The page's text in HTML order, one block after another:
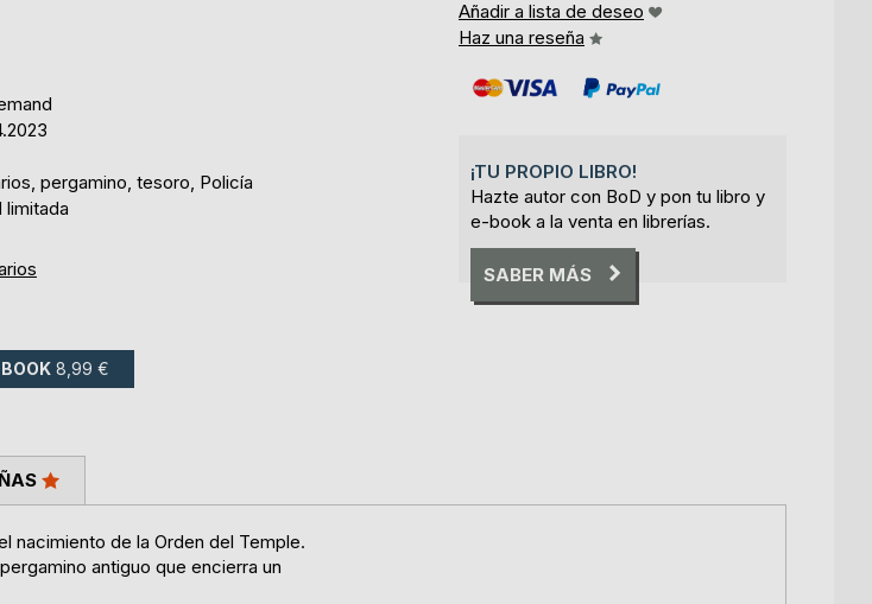
pergamino, tesoro, Policía
8,99 €
Añadir a lista de deseo
Haz una reseña
¡TU PROPIO LIBRO!
Hazte autor con BoD y pon tu libro y
e-book a la venta en librerías.
SABER MÁS
nacimiento de la Orden del Temple.
antiguo que encierra un